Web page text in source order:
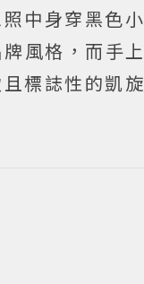
中身穿黑色
風格，而手
標誌性的凱